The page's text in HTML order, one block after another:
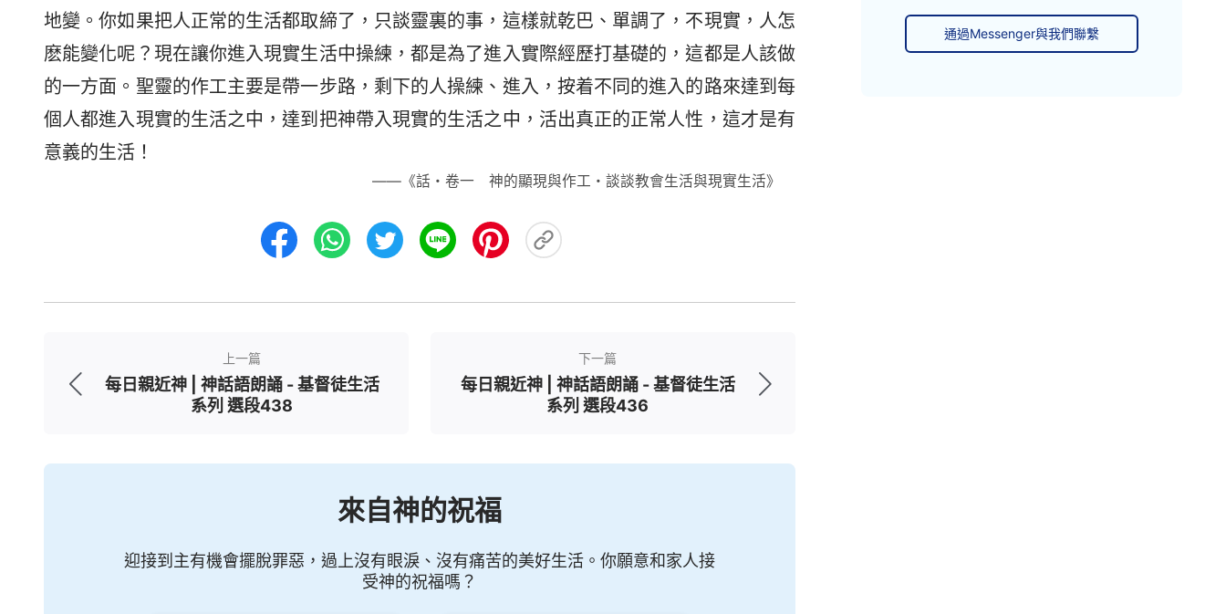
地變。你如果把人正常的生活都取締了，只談靈裏的事，這樣就乾巴、單調了，不現實，人怎
麽能變化呢？現在讓你進入現實生活中操練，都是為了進入實際經歷打基礎的，這都是人該做
的一方面。聖靈的作工主要是帶一步路，剩下的人操練、進入，按着不同的進入的路來達到每
個人都進入現實的生活之中，達到把神帶入現實的生活之中，活出真正的正常人性，這才是有
意義的生活！
——《話・卷一 神的顯現與作工・談談教會生活與現實生活》
上一篇
每日親近神 | 神話語朗誦 - 基督徒生活
系列 選段438
下一篇
每日親近神 | 神話語朗誦 - 基督徒生活
系列 選段436
來自神的祝福
迎接到主有機會擺脫罪惡，過上沒有眼淚、沒有痛苦的美好生活。你願意和家人接
受神的祝福嗎？
通過Messenger與我們聯繫